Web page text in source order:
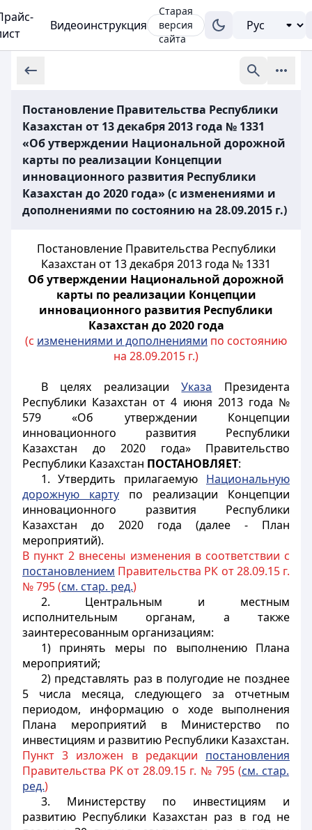
Видеоинструкция
Старая
версия
сайта
Постановление Правительства Республики
Казахстан от 13 декабря 2013 года № 1331
«Об утверждении Национальной дорожной
карты по реализации Концепции
инновационного развития Республики
Казахстан до 2020 года» (с изменениями и
дополнениями по состоянию на 28.09.2015 г.)
Постановление Правительства Республики
Казахстан от 13 декабря 2013 года № 1331
Об утверждении Национальной дорожной
карты по реализации Концепции
инновационного развития Республики
Казахстан до 2020 года
(с изменениями и дополнениями по состоянию
на 28.09.2015 г.)
В целях реализацииУказа Президента
Республики Казахстан от 4 июня 2013 года №
579 «Об утверждении Концепции
инновационного развития Республики
Казахстан до 2020 года» Правительство
Республики Казахстан ПОСТАНОВЛЯЕТ:
1. Утвердить прилагаемую Национальную
дорожную карту по реализации Концепции
инновационного развития Республики
Казахстан до 2020 года (далее - План
мероприятий).
В пункт 2 внесены изменения в соответствии с
постановлением Правительства РК от 28.09.15 г.
№ 795 (см. стар. ред.)
2. Центральным и местным
исполнительным органам, а также
заинтересованным организациям:
1) принять меры по выполнению Плана
мероприятий;
2) представлять раз в полугодие не позднее
5 числа месяца, следующего за отчетным
периодом, информацию о ходе выполнения
Плана мероприятий в Министерство по
инвестициям и развитию Республики Казахстан.
Пункт 3 изложен в редакции постановления
Правительства РК от 28.09.15 г. № 795 (см. стар.
ред.)
3. Министерству по инвестициям и
развитию Республики Казахстан раз в год не